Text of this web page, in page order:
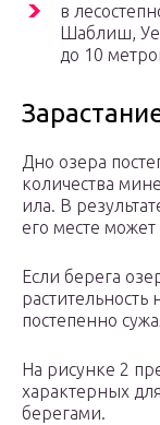
в
Шаблиш,
до 10
Дно озера
количества
ила. В
его месте может
Если берега
растительность
постепенно
На рисунке 2
характерных
берегами.